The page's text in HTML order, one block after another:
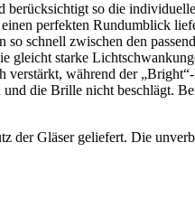
so die
perfekten Rundumblick
schnell zwischen den
starke
während der
die Brille nicht beschlägt.
Gläser geliefert. Die